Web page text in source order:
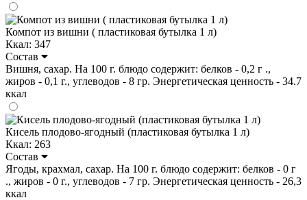
Компот из вишни ( пластиковая бутылка 1 л)
Ккал: 347
Состав
Вишня, сахар. На 100 г. блюдо содержит: белков - 0,2 г .,
жиров - 0,1 г., углеводов - 8 гр. Энергетическая ценность - 34.7
ккал
Кисель плодово-ягодный (пластиковая бутылка 1 л)
Ккал: 263
Состав
Ягоды, крахмал, сахар. На 100 г. блюдо содержит: белков - 0 г
., жиров - 0 г., углеводов - 7 гр. Энергетическая ценность - 26,3
ккал